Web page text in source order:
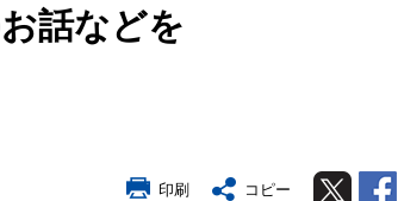
話などを
印刷 コピー Twitter